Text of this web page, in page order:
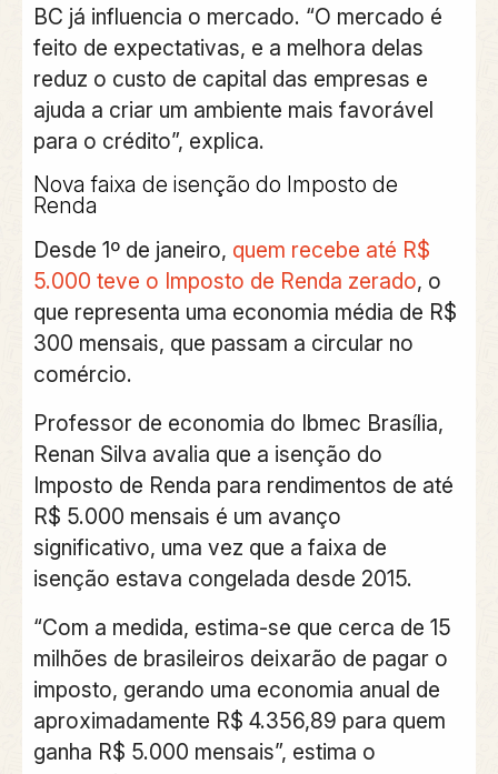
BC já influencia o mercado. “O mercado é
feito de expectativas, e a melhora delas
reduz o custo de capital das empresas e
ajuda a criar um ambiente mais favorável
para o crédito”, explica.
Nova faixa de isenção do Imposto de
Renda
Desde 1º de janeiro, quem recebe até R$
5.000 teve o Imposto de Renda zerado, o
que representa uma economia média de R$
300 mensais, que passam a circular no
comércio.
Professor de economia do Ibmec Brasília,
Renan Silva avalia que a isenção do
Imposto de Renda para rendimentos de até
R$ 5.000 mensais é um avanço
significativo, uma vez que a faixa de
isenção estava congelada desde 2015.
“Com a medida, estima-se que cerca de 15
milhões de brasileiros deixarão de pagar o
imposto, gerando uma economia anual de
aproximadamente R$ 4.356,89 para quem
ganha R$ 5.000 mensais”, estima o